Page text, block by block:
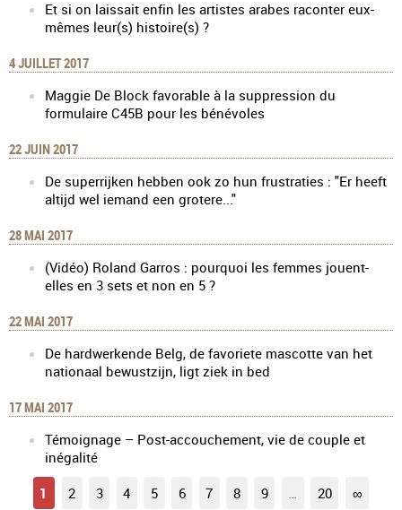
Et si on laissait enfin les artistes arabes raconter eux-
mêmes leur(s) histoire(s) ?
4 JUILLET 2017
Maggie De Block favorable à la suppression du
formulaire C45B pour les bénévoles
22 JUIN 2017
De superrijken hebben ook zo hun frustraties : "Er heeft
altijd wel iemand een grotere..."
28 MAI 2017
(Vidéo) Roland Garros : pourquoi les femmes jouent-
elles en 3 sets et non en 5 ?
22 MAI 2017
De hardwerkende Belg, de favoriete mascotte van het
nationaal bewustzijn, ligt ziek in bed
17 MAI 2017
Témoignage – Post-accouchement, vie de couple et
inégalité
1
2 3 4 5 6 7 8 9 20 ∞